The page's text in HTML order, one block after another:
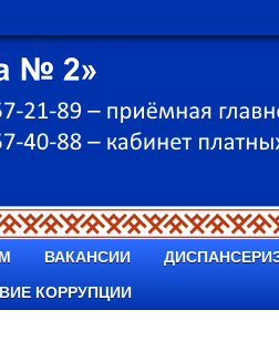
ВАКАНСИИ
КОРРУПЦИИ